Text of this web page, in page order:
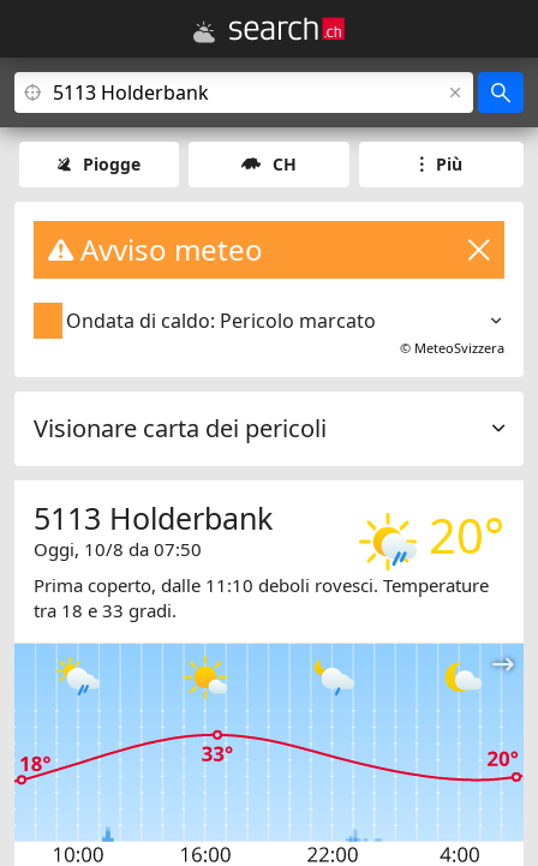
Piogge CH Più
Avviso meteo
Ondata di caldo: Pericolo marcato
© MeteoSvizzera
Visionare carta dei pericoli
20°
5113 Holderbank
Oggi, 10/8 da 07:50
Prima coperto, dalle 11:10 deboli rovesci. Temperature
tra 18 e 33 gradi.